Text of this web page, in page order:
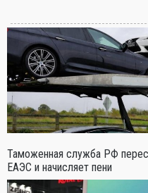
Таможенная служба РФ
ЕАЭС и начисляет пени